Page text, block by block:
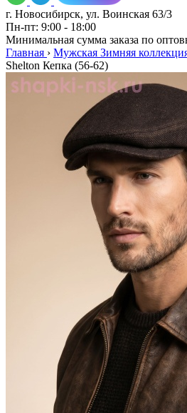
г. Новосибирск, ул. Воинская 63/3
Пн-пт: 9:00 - 18:00
Минимальная сумма заказа по
Главная › Мужская Зимняя
Shelton Кепка (56-62)